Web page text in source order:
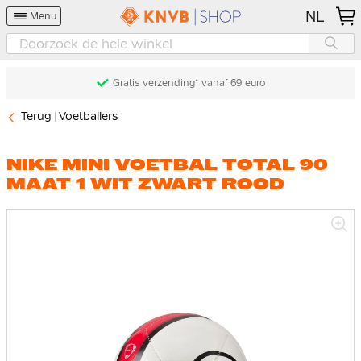
Menu NL
Gratis verzending* vanaf 69 euro
Terug Voetballers
NIKE MINI VOETBAL TOTAL 90
MAAT 1 WIT ZWART ROOD